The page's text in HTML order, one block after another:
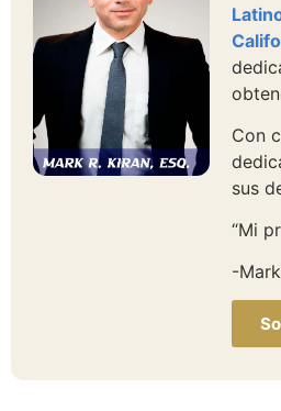
Con
sus
“Mi
-